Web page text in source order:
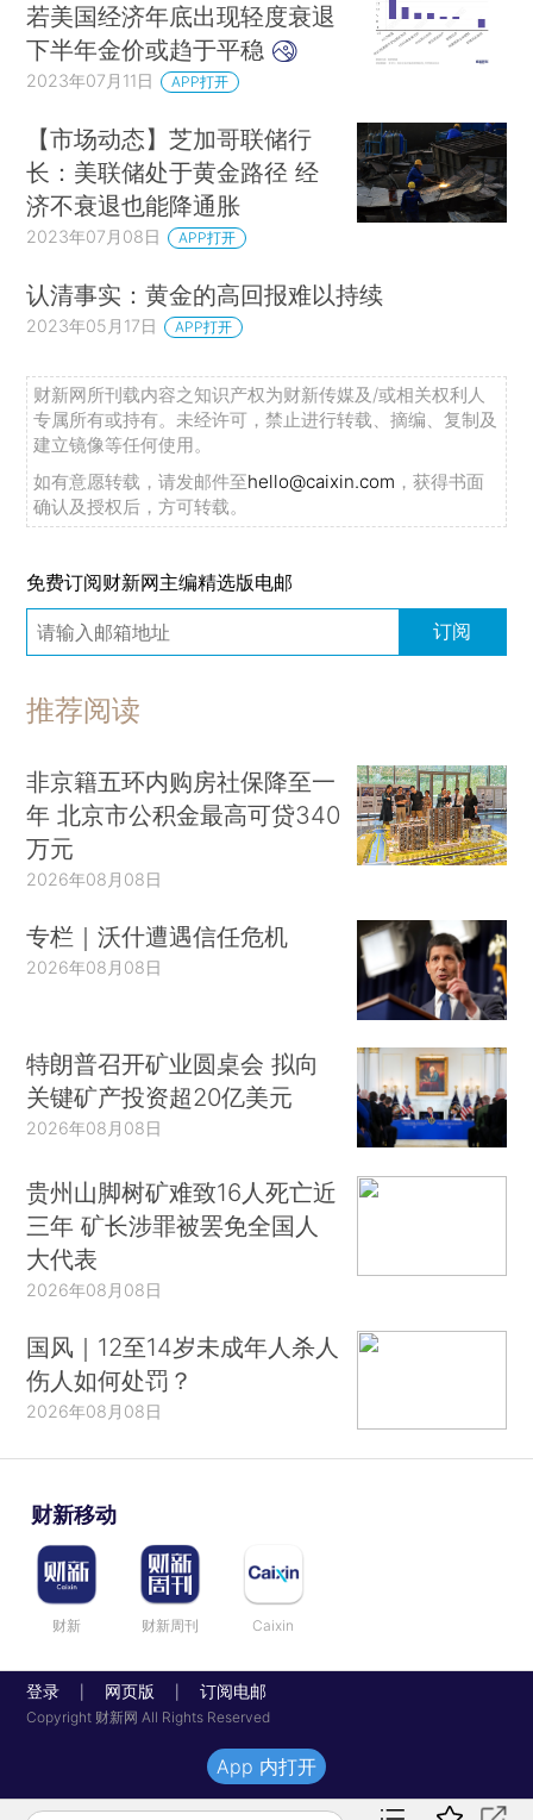
若美国经济年底出现轻度衰退
下半年金价或趋于平稳
2023年07月11日 APP打开
【市场动态】芝加哥联储行
长：美联储处于黄金路径 经
济不衰退也能降通胀
2023年07月08日 APP打开
认清事实：黄金的高回报难以持续
2023年05月17日 APP打开
财新网所刊载内容之知识产权为财新传媒及/或相关权利人
专属所有或持有。未经许可，禁止进行转载、摘编、复制及
建立镜像等任何使用。
如有意愿转载，请发邮件至hello@caixin.com ，获得书面
确认及授权后，方可转载。
免费订阅财新网主编精选版电邮
订阅
推荐阅读
非京籍五环内购房社保降至一
年 北京市公积金最高可贷340
万元
2026年08月08日
专栏｜沃什遭遇信任危机
2026年08月08日
特朗普召开矿业圆桌会 拟向
关键矿产投资超20亿美元
2026年08月08日
贵州山脚树矿难致16人死亡近
三年 矿长涉罪被罢免全国人
大代表
2026年08月08日
国风｜12至14岁未成年人杀人
伤人如何处罚？
2026年08月08日
财新移动
财新 财新周刊 Caixin
登录 网页版 订阅电邮
Copyright 财新网 All Rights Reserved
App 内打开